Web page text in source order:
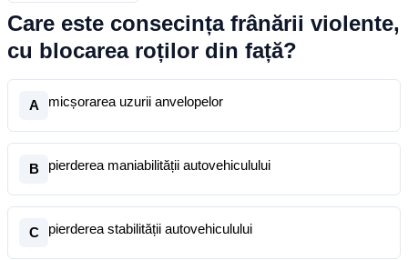
Care este consecința frânării violente,
cu blocarea roților din față?
A micșorarea uzurii anvelopelor
B pierderea maniabilității autovehiculului
C pierderea stabilității autovehiculului